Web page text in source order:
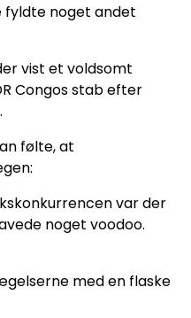
fyldte noget andet
vist et voldsomt
Congos stab efter
følte, at
var der
noget voodoo.
med en flaske